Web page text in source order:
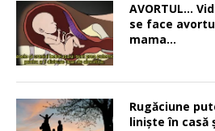
AVORTUL…
se face
mama…
Rugăciune
linişte în casă